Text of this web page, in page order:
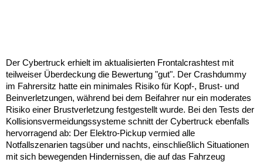
Der Cybertruck erhielt im aktualisierten Frontalcrashtest mit
teilweiser Überdeckung die Bewertung "gut". Der Crashdummy
im Fahrersitz hatte ein minimales Risiko für Kopf-, Brust- und
Beinverletzungen, während bei dem Beifahrer nur ein moderates
Risiko einer Brustverletzung festgestellt wurde. Bei den Tests der
Kollisionsvermeidungssysteme schnitt der Cybertruck ebenfalls
hervorragend ab: Der Elektro-Pickup vermied alle
Notfallszenarien tagsüber und nachts, einschließlich Situationen
mit sich bewegenden Hindernissen, die auf das Fahrzeug